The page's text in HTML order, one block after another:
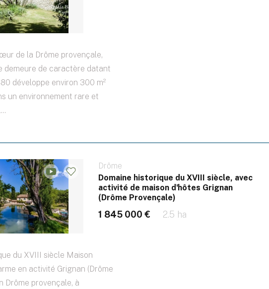
de la Drôme provençale,
demeure de caractère datant
développe environ 300 m²
un environnement rare et
Drôme
Domaine historique du XVIII siècle, avec
activité de maison d'hôtes Grignan
(Drôme Provençale)
1 845 000 € 2.5 ha
du XVIII siècle Maison
en activité Grignan (Drôme
Drôme provençale, à